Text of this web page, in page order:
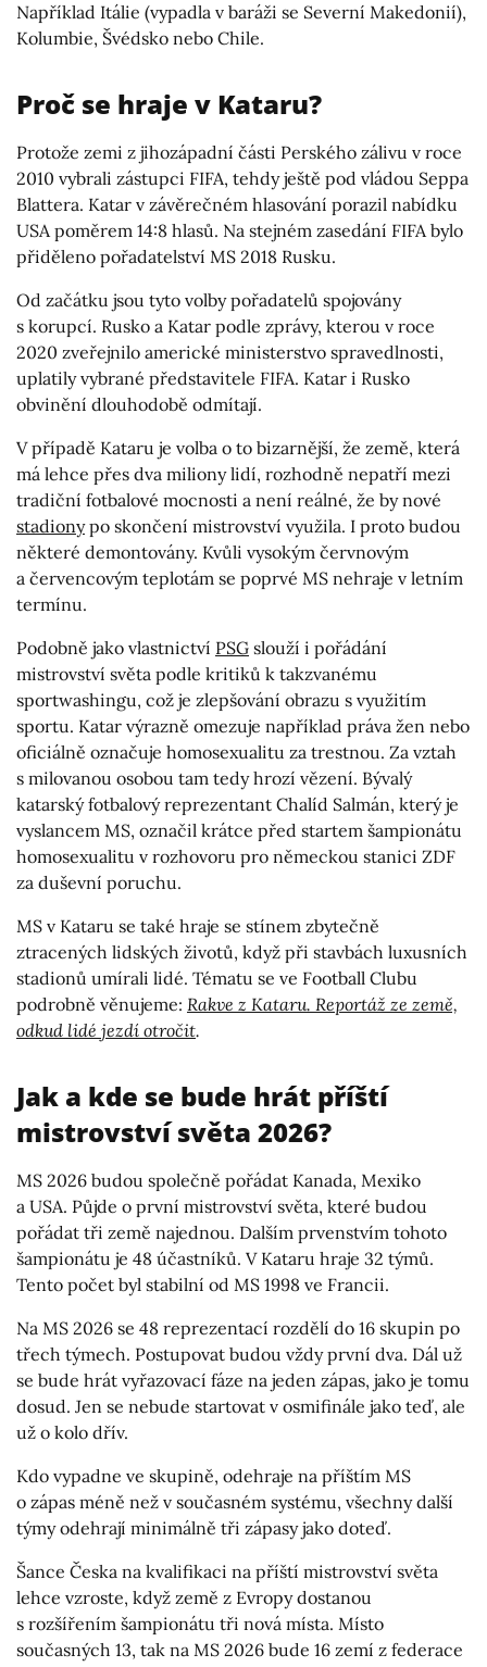
Například Itálie (vypadla v baráži se Severní Makedonií),
Kolumbie, Švédsko nebo Chile.
Proč se hraje v Kataru?
Protože zemi z jihozápadní části Perského zálivu v roce
2010 vybrali zástupci FIFA, tehdy ještě pod vládou Seppa
Blattera. Katar v závěrečném hlasování porazil nabídku
USA poměrem 14:8 hlasů. Na stejném zasedání FIFA bylo
přiděleno pořadatelství MS 2018 Rusku.
Od začátku jsou tyto volby pořadatelů spojovány
s korupcí. Rusko a Katar podle zprávy, kterou v roce
2020 zveřejnilo americké ministerstvo spravedlnosti,
uplatily vybrané představitele FIFA. Katar i Rusko
obvinění dlouhodobě odmítají.
V případě Kataru je volba o to bizarnější, že země, která
má lehce přes dva miliony lidí, rozhodně nepatří mezi
tradiční fotbalové mocnosti a není reálné, že by nové
stadionypo skončení mistrovství využila. I proto budou
některé demontovány. Kvůli vysokým červnovým
a červencovým teplotám se poprvé MS nehraje v letním
termínu.
Podobně jako vlastnictví PSG slouží i pořádání
mistrovství světa podle kritiků k takzvanému
sportwashingu, což je zlepšování obrazu s využitím
sportu. Katar výrazně omezuje například práva žen nebo
oficiálně označuje homosexualitu za trestnou. Za vztah
s milovanou osobou tam tedy hrozí vězení. Bývalý
katarský fotbalový reprezentant Chalíd Salmán, který je
vyslancem MS, označil krátce před startem šampionátu
homosexualitu v rozhovoru pro německou stanici ZDF
za duševní poruchu.
MS v Kataru se také hraje se stínem zbytečně
ztracených lidských životů, když při stavbách luxusních
stadionů umírali lidé. Tématu se ve Football Clubu
podrobně věnujeme: Rakve z Kataru. Reportáž ze země,
odkud lidé jezdí otročit.
Jak a kde se bude hrát příští
mistrovství světa 2026?
MS 2026 budou společně pořádat Kanada, Mexiko
a USA. Půjde o první mistrovství světa, které budou
pořádat tři země najednou. Dalším prvenstvím tohoto
šampionátu je 48 účastníků. V Kataru hraje 32 týmů.
Tento počet byl stabilní od MS 1998 ve Francii.
Na MS 2026 se 48 reprezentací rozdělí do 16 skupin po
třech týmech. Postupovat budou vždy první dva. Dál už
se bude hrát vyřazovací fáze na jeden zápas, jako je tomu
dosud. Jen se nebude startovat v osmifinále jako teď, ale
už o kolo dřív.
Kdo vypadne ve skupině, odehraje na příštím MS
o zápas méně než v současném systému, všechny další
týmy odehrají minimálně tři zápasy jako doteď.
Šance Česka na kvalifikaci na příští mistrovství světa
lehce vzroste, když země z Evropy dostanou
s rozšířením šampionátu tři nová místa. Místo
současných 13, tak na MS 2026 bude 16 zemí z federace